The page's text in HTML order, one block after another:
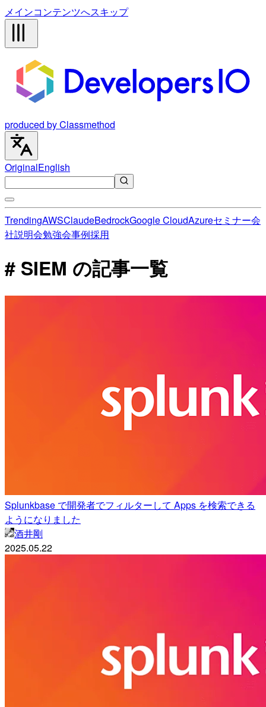
メインコンテンツへスキップ
produced by Classmethod
OriginalEnglish
TrendingAWSClaudeBedrockGoogle CloudAzureセミナー会
社説明会勉強会事例採用
# SIEM の記事一覧
Splunkbase で開発者でフィルターして Apps を検索できる
ようになりました
酒井剛
2025.05.22